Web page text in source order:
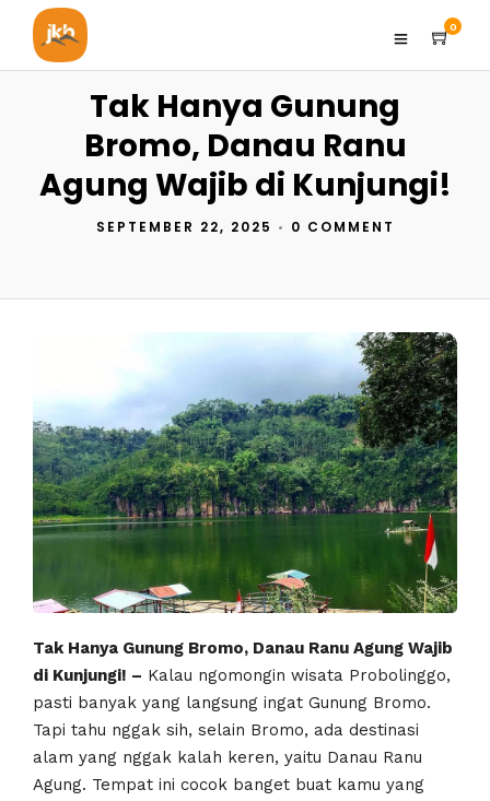
0
Tak Hanya Gunung
Bromo, Danau Ranu
Agung Wajib di Kunjungi!
SEPTEMBER 22, 2025 • 0 COMMENT
Tak Hanya Gunung Bromo, Danau Ranu Agung Wajib
di Kunjungi! – Kalau ngomongin wisata Probolinggo,
pasti banyak yang langsung ingat Gunung Bromo.
Tapi tahu nggak sih, selain Bromo, ada destinasi
alam yang nggak kalah keren, yaitu Danau Ranu
Agung. Tempat ini cocok banget buat kamu yang